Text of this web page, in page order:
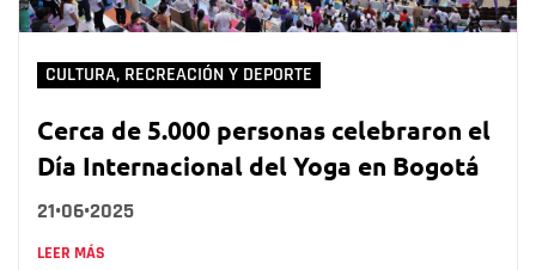
CULTURA, RECREACIÓN Y DEPORTE
Cerca de 5.000 personas celebraron el
Día Internacional del Yoga en Bogotá
21•06•2025
LEER MÁS